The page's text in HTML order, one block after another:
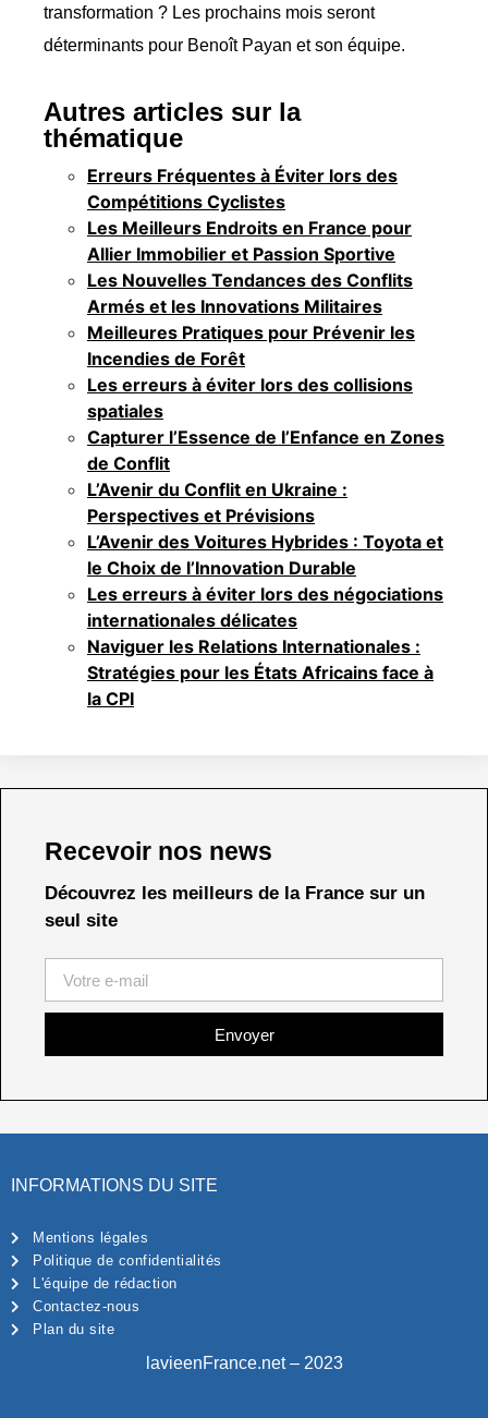
transformation ? Les prochains mois seront
déterminants pour Benoît Payan et son équipe.
Autres articles sur la
thématique
Erreurs Fréquentes à Éviter lors des
Compétitions Cyclistes
Les Meilleurs Endroits en France pour
Allier Immobilier et Passion Sportive
Les Nouvelles Tendances des Conflits
Armés et les Innovations Militaires
Meilleures Pratiques pour Prévenir les
Incendies de Forêt
Les erreurs à éviter lors des collisions
spatiales
Capturer l’Essence de l’Enfance en Zones
de Conflit
L’Avenir du Conflit en Ukraine :
Perspectives et Prévisions
L’Avenir des Voitures Hybrides : Toyota et
le Choix de l’Innovation Durable
Les erreurs à éviter lors des négociations
internationales délicates
Naviguer les Relations Internationales :
Stratégies pour les États Africains face à
la CPI
Recevoir nos news
Découvrez les meilleurs de la France sur un
seul site
Envoyer
INFORMATIONS DU SITE
Mentions légales
Politique de confidentialités
L'équipe de rédaction
Contactez-nous
Plan du site
lavieenFrance.net – 2023